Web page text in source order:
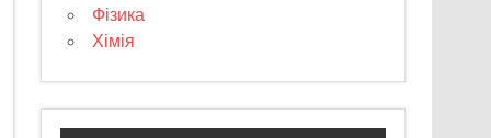
Фізика
Хімія